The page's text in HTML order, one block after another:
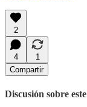
2
4
1
Compartir
Discusión sobre